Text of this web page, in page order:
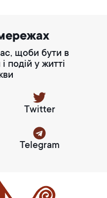
щоби бути в
подій у житті
Twitter
Telegram